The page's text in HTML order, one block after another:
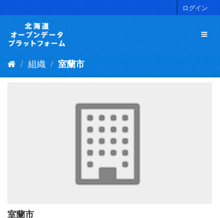
キ
ログイン
組織 室蘭市
室蘭市